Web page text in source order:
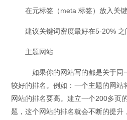
在元标签（meta 标签）放入关
建议关键词密度最好在5-20% 之
主题网站
如果你的网站写的都是关于同一
较好的排名。例如：一个主题的网站
网站的排名要高。建立一个200多页
题，这个网站的排名就会不断的提升